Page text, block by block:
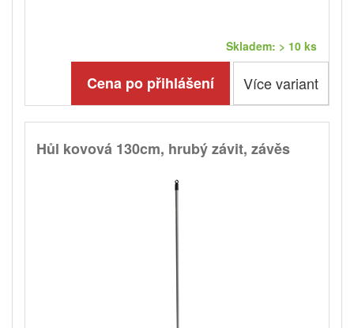
Skladem: > 10 ks
Cena po přihlášení Více variant
Hůl kovová 130cm, hrubý závit, závěs